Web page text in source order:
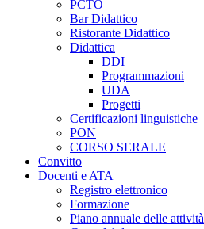
PCTO
Bar Didattico
Ristorante Didattico
Didattica
DDI
Programmazioni
UDA
Progetti
Certificazioni linguistiche
PON
CORSO SERALE
Convitto
Docenti e ATA
Registro elettronico
Formazione
Piano annuale delle attività